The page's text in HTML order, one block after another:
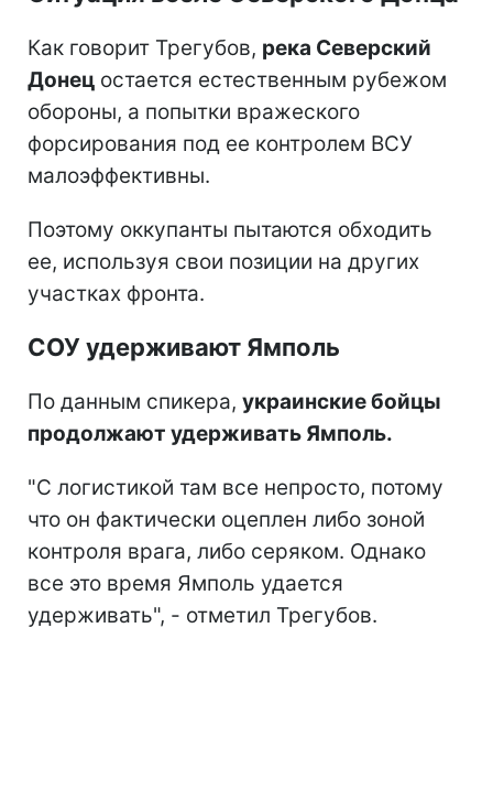
Как говорит Трегубов, река Северский
Донец остается естественным рубежом
обороны, а попытки вражеского
форсирования под ее контролем ВСУ
малоэффективны.
Поэтому оккупанты пытаются обходить
ее, используя свои позиции на других
участках фронта.
СОУ удерживают Ямполь
По данным спикера, украинские бойцы
продолжают удерживать Ямполь.
"С логистикой там все непросто, потому
что он фактически оцеплен либо зоной
контроля врага, либо серяком. Однако
все это время Ямполь удается
удерживать", - отметил Трегубов.